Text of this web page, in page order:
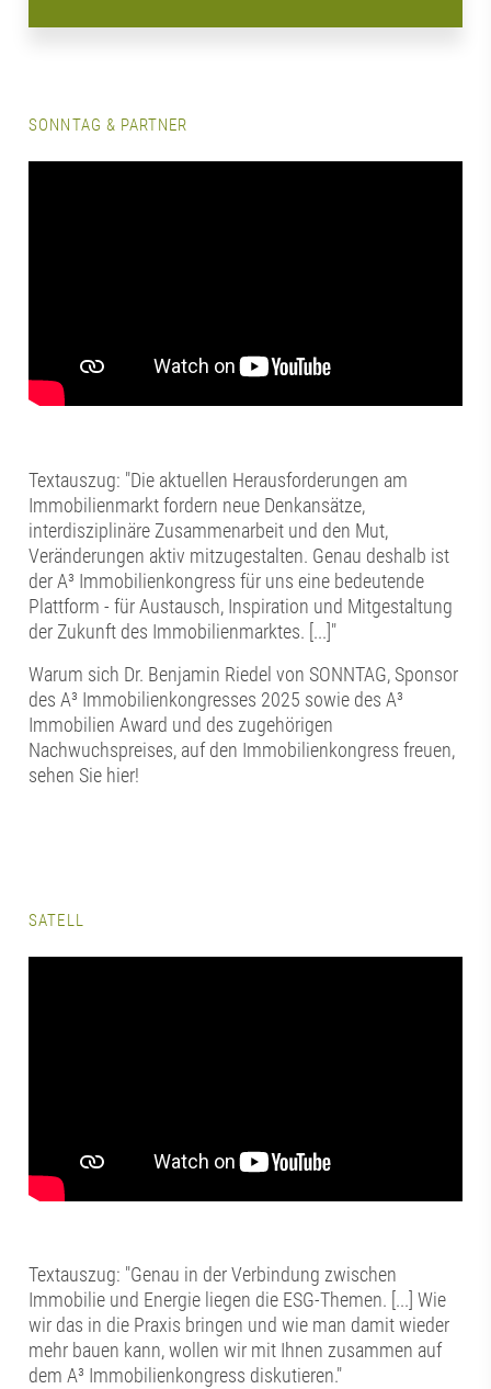
SONNTAG & PARTNER
Textauszug: "Die aktuellen Herausforderungen am
Immobilienmarkt fordern neue Denkansätze,
interdisziplinäre Zusammenarbeit und den Mut,
Veränderungen aktiv mitzugestalten. Genau deshalb ist
der A³ Immobilienkongress für uns eine bedeutende
Plattform - für Austausch, Inspiration und Mitgestaltung
der Zukunft des Immobilienmarktes. [...]"
Warum sich Dr. Benjamin Riedel von SONNTAG, Sponsor
des A³ Immobilienkongresses 2025 sowie des A³
Immobilien Award und des zugehörigen
Nachwuchspreises, auf den Immobilienkongress freuen,
sehen Sie hier!
SATELL
Textauszug: "Genau in der Verbindung zwischen
Immobilie und Energie liegen die ESG-Themen. [...] Wie
wir das in die Praxis bringen und wie man damit wieder
mehr bauen kann, wollen wir mit Ihnen zusammen auf
dem A³ Immobilienkongress diskutieren."